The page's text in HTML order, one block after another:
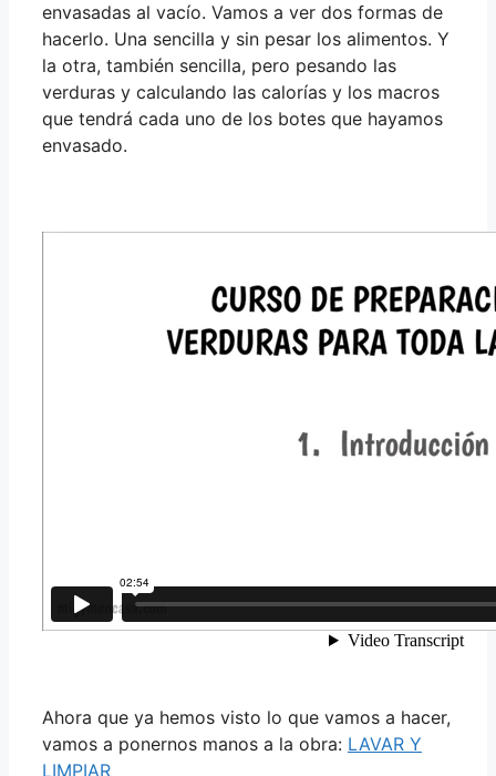
envasadas al vacío. Vamos a ver dos formas de
hacerlo. Una sencilla y sin pesar los alimentos. Y
la otra, también sencilla, pero pesando las
verduras y calculando las calorías y los macros
que tendrá cada uno de los botes que hayamos
envasado.
Ahora que ya hemos visto lo que vamos a hacer,
vamos a ponernos manos a la obra: LAVAR Y
LIMPIAR